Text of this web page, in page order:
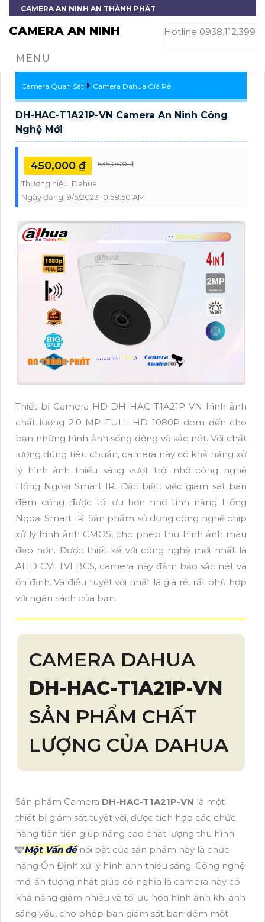
CAMERA AN NINH AN THÀNH PHÁT
CAMERA AN NINH Hotline 0938.112.399
MENU
Camera Quan Sát Camera Dahua Giá Rẻ
DH-HAC-T1A21P-VN Camera An Ninh Công
Nghệ Mới
450,000 ₫ 635,000 ₫
Thương hiệu: Dahua
Ngày đăng: 9/5/2023 10:58:50 AM
Thiết bị Camera HD DH-HAC-T1A21P-VN hình ảnh
chất lượng 2.0 MP FULL HD 1080P đem đến cho
bạn những hình ảnh sống động và sắc nét. Với chất
lượng đúng tiêu chuẩn, camera này có khả năng xử
lý hình ảnh thiếu sáng vượt trội nhờ công nghệ
Hồng Ngoại Smart IR. Đặc biệt, việc giám sát ban
đêm cũng được tối ưu hơn nhờ tính năng Hồng
Ngoại Smart IR. Sản phẩm sử dụng công nghệ chip
xử lý hình ảnh CMOS, cho phép thu hình ảnh màu
đẹp hơn. Được thiết kế với công nghệ mới nhất là
AHD CVI TVI BCS, camera này đảm bảo sắc nét và
ổn định. Và điều tuyệt vời nhất là giá rẻ, rất phù hợp
với ngân sách của bạn.
CAMERA DAHUA
DH-HAC-T1A21P-VN
SẢN PHẨM CHẤT
LƯỢNG CỦA DAHUA
Sản phẩm Camera DH-HAC-T1A21P-VN là một
thiết bị giám sát tuyệt vời, được tích hợp các chức
năng tiên tiến giúp nâng cao chất lượng thu hình.
🕎Một Vấn đềnổi bật của sản phẩm này là chức
năng Ổn Định xử lý hình ảnh thiếu sáng. Công nghệ
mới ấn tượng nhất giúp có nghĩa là camera này có
khả năng giảm nhiễu và tối ưu hóa hình ảnh khi ánh
sáng yếu, cho phép bạn giám sát ban đêm một